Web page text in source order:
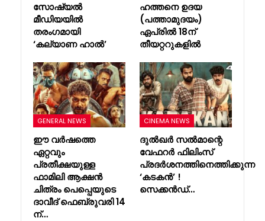
സോഷ്യൽ
മീഡിയയിൽ
തരംഗമായി
‘കല്യാണ ഹാൽ’
ഹത്തനെ ഉദയ
(പത്താമുദയം)
ഏപ്രിൽ 18ന്
തീയറ്ററുകളിൽ
GENERAL NEWS
ഈ വർഷത്തെ
ഏറ്റവും
പ്രതീക്ഷയുള്ള
ഫാമിലി ആക്ഷൻ
ചിത്രം പെപ്പെയുടെ
ദാവീദ് ഫെബ്രുവരി 14
ന്…
CINEMA NEWS
ദുൽഖർ സൽമാന്റെ
വേഫറർ ഫിലിംസ്
പ്രദർശനത്തിനെത്തിക്കുന്ന
‘കടകൻ’ !
സെക്കൻഡ്…